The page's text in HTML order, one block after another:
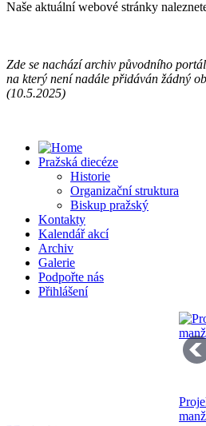
Naše aktuální webové stránky
Zde se nachází archiv původního
na který není nadále přidáván žádný
(10.5.2025)
Pražská diecéze
Historie
Organizační struktura
Biskup pražský
Kontakty
Kalendář akcí
Archiv
Galerie
Podpořte nás
Přihlášení